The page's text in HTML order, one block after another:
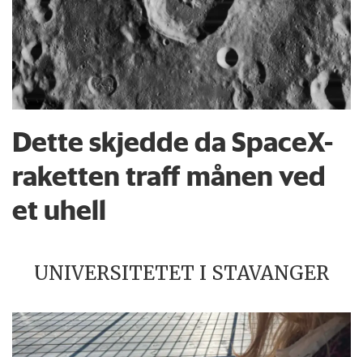
Dette skjedde da SpaceX-
raketten traff månen ved
et uhell
UNIVERSITETET I STAVANGER